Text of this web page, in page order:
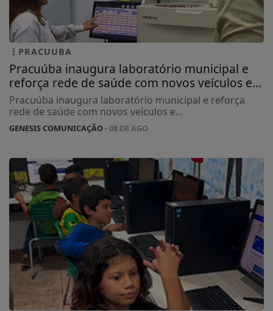
PRACUUBA
Pracuúba inaugura laboratório municipal e
reforça rede de saúde com novos veículos e...
Pracuúba inaugura laboratório municipal e reforça
rede de saúde com novos veículos e...
GENESIS COMUNICAÇÃO- 08 DE AGO